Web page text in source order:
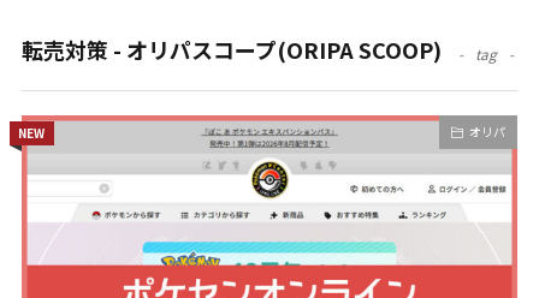
転売対策 - オリパスコープ(ORIPA SCOOP) tag
NEW オリパ